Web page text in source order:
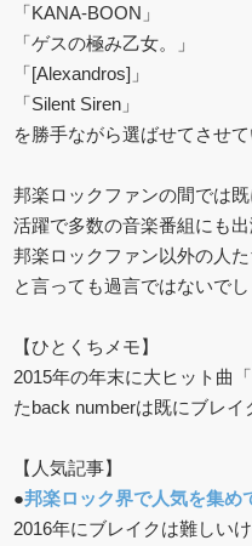
「KANA-BOON」
「ゲスの極み乙女。」
「[Alexandros]」
「Silent Siren」
を勝手ながら選ばせてさせて
邦楽ロックファンの間では
活躍で多数の音楽番組にも出
邦楽ロックファン以外の人
と言っても過言ではないでし
【ひとくちメモ】
2015年の年末に大ヒット曲
たback numberは既にブレイ
【人気記事】
●邦楽ロック界で人気を集め
2016年にブレイクは難しい